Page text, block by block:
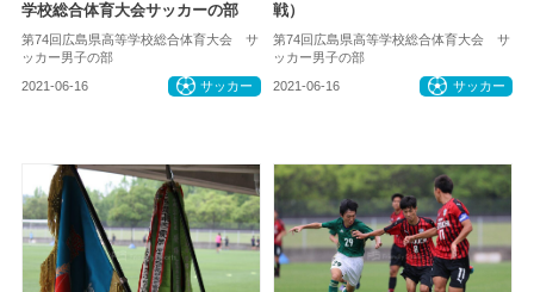
学校総合体育大会サッカーの部
第74回広島県高等学校総合体育大会 サ
ッカー男子の部
2021-06-16 サッカー
戦）
第74回広島県高等学校総合体育大会 サ
ッカー男子の部
2021-06-16 サッカー